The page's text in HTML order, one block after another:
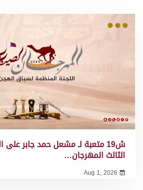
ش19 متعبة لـ مشعل حمد جابر
الثالث المهرجان…
Aug 1, 2026